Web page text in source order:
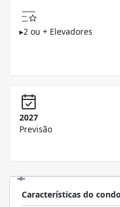
▸2 ou + Elevadores
2027
Previsão
Características do